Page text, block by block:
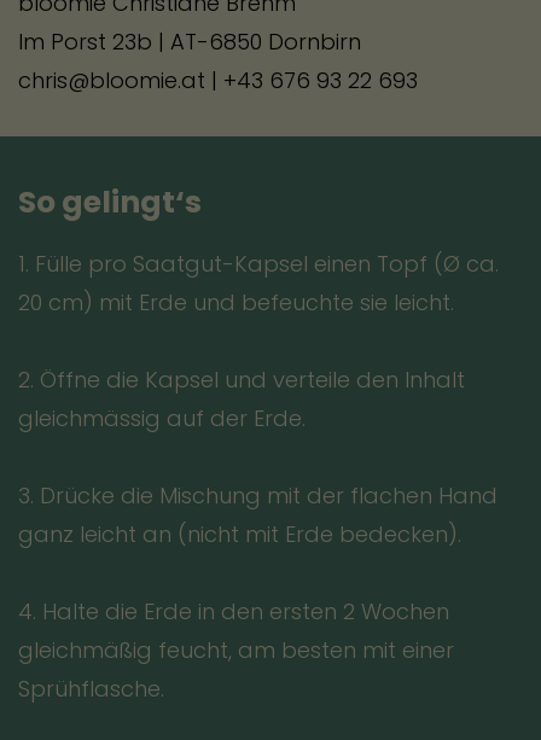
Im Porst 23b | AT-6850 Dornbirn
chris@bloomie.at | +43 676 93 22 693
So gelingt‘s
1. Fülle pro Saatgut-Kapsel einen Topf (Ø ca.
20 cm) mit Erde und befeuchte sie leicht.
2. Öffne die Kapsel und verteile den Inhalt
gleichmässig auf der Erde.
3. Drücke die Mischung mit der flachen Hand
ganz leicht an (nicht mit Erde bedecken).
4. Halte die Erde in den ersten 2 Wochen
gleichmäßig feucht, am besten mit einer
Sprühflasche.